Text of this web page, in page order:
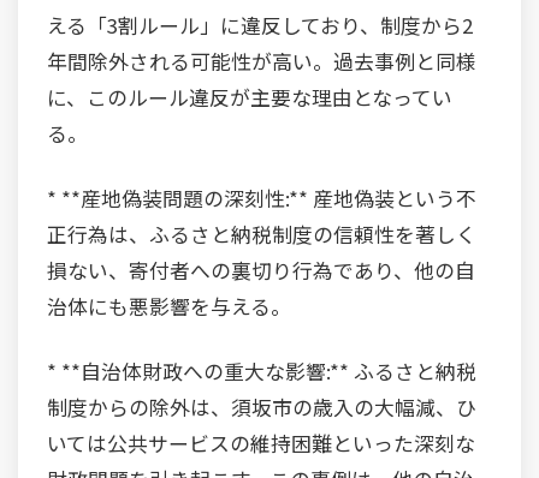
える「3割ルール」に違反しており、制度から2
年間除外される可能性が高い。過去事例と同様
に、このルール違反が主要な理由となってい
る。
* **産地偽装問題の深刻性:** 産地偽装という不
正行為は、ふるさと納税制度の信頼性を著しく
損ない、寄付者への裏切り行為であり、他の自
治体にも悪影響を与える。
* **自治体財政への重大な影響:** ふるさと納税
制度からの除外は、須坂市の歳入の大幅減、ひ
いては公共サービスの維持困難といった深刻な